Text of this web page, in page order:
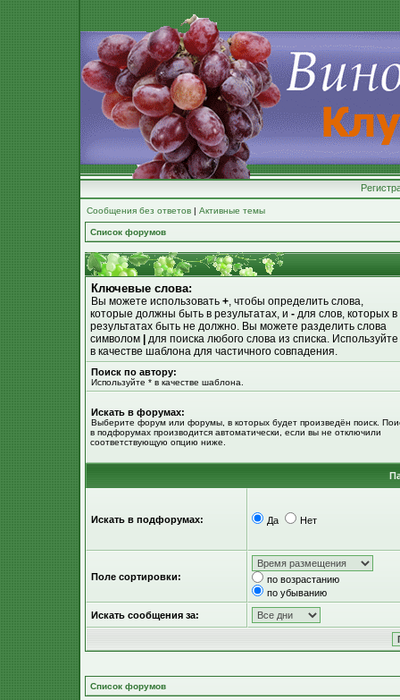
Сообщения без ответов | Активные темы
Список форумов
Ключевые слова:
Вы можете использовать +, чтобы определить слова,
которые должны быть в результатах, и - для слов, которых в
результатах быть не должно. Вы можете разделить слова
символом
для поиска любого слова из списка. Используйте
в качестве шаблона для частичного совпадения.
Поиск по автору:
Используйте * в качестве шаблона.
Искать в форумах:
Выберите форум или форумы, в которых будет произведён поиск.
в подфорумах производится автоматически, если вы не отключили
соответствующую опцию ниже.
Искать в подфорумах: Да Нет
Поле сортировки:
по возрастанию
по убыванию
Искать сообщения за:
Список форумов